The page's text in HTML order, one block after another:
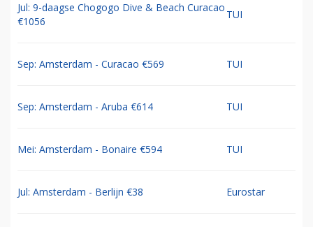
Jul: 9-daagse Chogogo Dive & Beach Curacao
€1056
TUI
Sep: Amsterdam - Curacao €569 TUI
Sep: Amsterdam - Aruba €614 TUI
Mei: Amsterdam - Bonaire €594 TUI
Jul: Amsterdam - Berlijn €38 Eurostar